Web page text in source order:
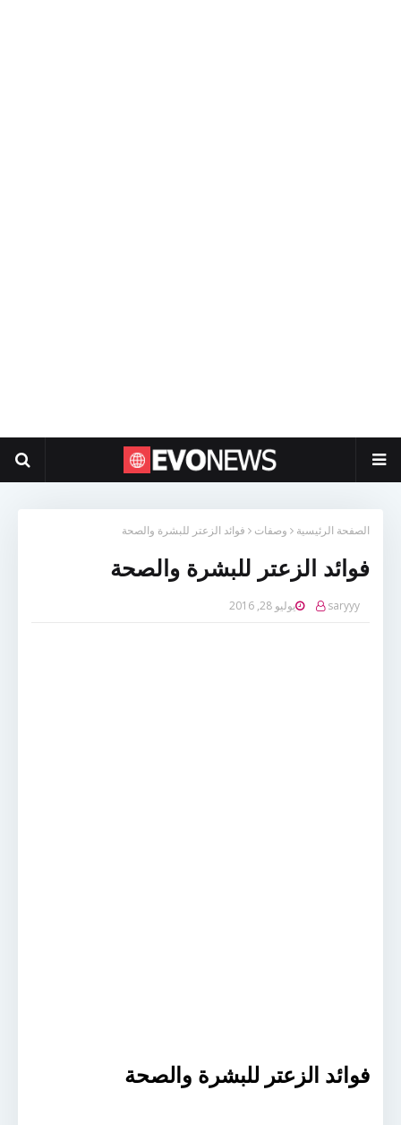
الصفحة الرئيسية وصفات فوائد الزعتر للبشرة والصحة
فوائد الزعتر للبشرة والصحة
saryyy يوليو 28, 2016
فوائد الزعتر للبشرة والصحة